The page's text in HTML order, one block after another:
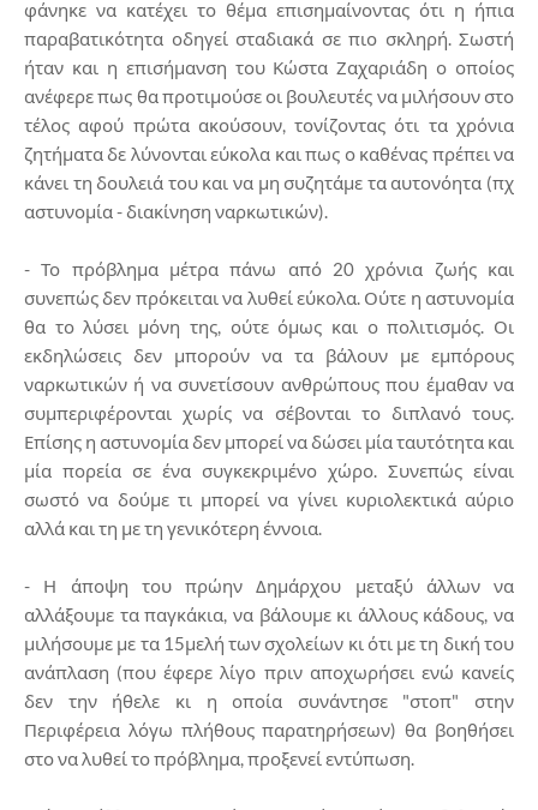
φάνηκε να κατέχει το θέμα επισημαίνοντας ότι η ήπια
παραβατικότητα οδηγεί σταδιακά σε πιο σκληρή. Σωστή
ήταν και η επισήμανση του Κώστα Ζαχαριάδη ο οποίος
ανέφερε πως θα προτιμούσε οι βουλευτές να μιλήσουν στο
τέλος αφού πρώτα ακούσουν, τονίζοντας ότι τα χρόνια
ζητήματα δε λύνονται εύκολα και πως ο καθένας πρέπει να
κάνει τη δουλειά του και να μη συζητάμε τα αυτονόητα (πχ
αστυνομία - διακίνηση ναρκωτικών).
- Το πρόβλημα μέτρα πάνω από 20 χρόνια ζωής και
συνεπώς δεν πρόκειται να λυθεί εύκολα. Ούτε η αστυνομία
θα το λύσει μόνη της, ούτε όμως και ο πολιτισμός. Οι
εκδηλώσεις δεν μπορούν να τα βάλουν με εμπόρους
ναρκωτικών ή να συνετίσουν ανθρώπους που έμαθαν να
συμπεριφέρονται χωρίς να σέβονται το διπλανό τους.
Επίσης η αστυνομία δεν μπορεί να δώσει μία ταυτότητα και
μία πορεία σε ένα συγκεκριμένο χώρο. Συνεπώς είναι
σωστό να δούμε τι μπορεί να γίνει κυριολεκτικά αύριο
αλλά και τη με τη γενικότερη έννοια.
- Η άποψη του πρώην Δημάρχου μεταξύ άλλων να
αλλάξουμε τα παγκάκια, να βάλουμε κι άλλους κάδους, να
μιλήσουμε με τα 15μελή των σχολείων κι ότι με τη δική του
ανάπλαση (που έφερε λίγο πριν αποχωρήσει ενώ κανείς
δεν την ήθελε κι η οποία συνάντησε "στοπ" στην
Περιφέρεια λόγω πλήθους παρατηρήσεων) θα βοηθήσει
στο να λυθεί το πρόβλημα, προξενεί εντύπωση.